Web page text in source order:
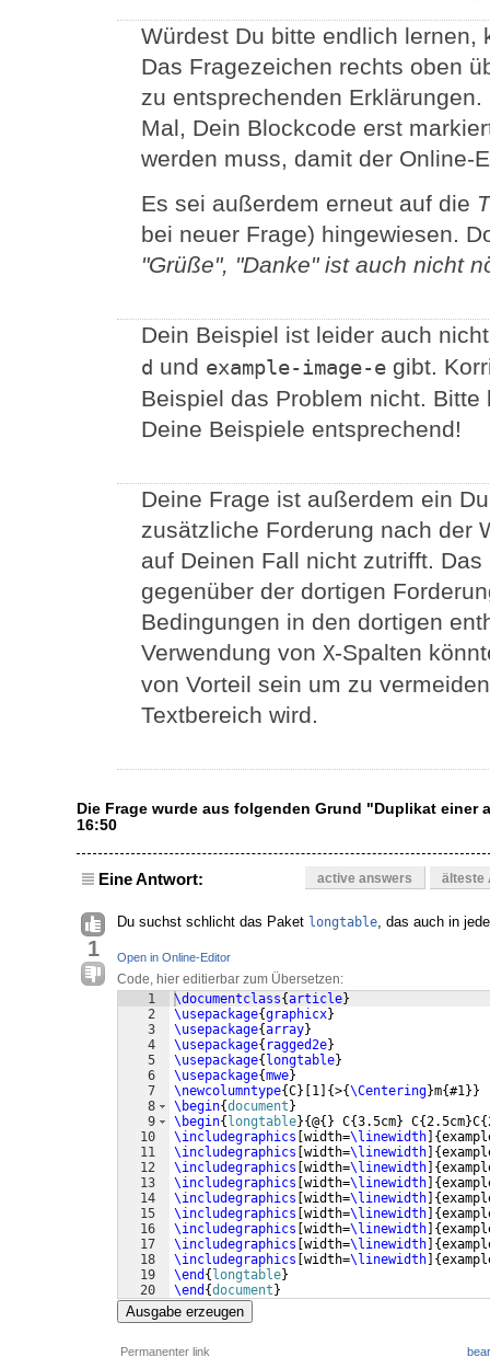
Würdest Du bitte endlich lernen,
Das Fragezeichen rechts oben
zu entsprechenden
Mal, Dein Blockcode erst
werden muss, damit der Online-
Es sei außerdem erneut auf die
bei neuer Frage) hingewiesen.
"Grüße", "Danke" ist auch nicht
Dein Beispiel ist leider auch
d und example-image-e gibt.
Beispiel das Problem nicht.
Deine Beispiele entsprechend!
Deine Frage ist außerdem ein
zusätzliche Forderung nach der
auf Deinen Fall nicht zutrifft.
gegenüber der dortigen
Bedingungen in den dortigen
Verwendung von X-Spalten
von Vorteil sein um zu
Textbereich wird.
Die Frage wurde aus folgenden Grund "Duplikat einer
16:50
Eine Antwort: active answers älteste
1
Du suchst schlicht das Paket longtable, das auch in
Open in Online-Editor
Code, hier editierbar zum Übersetzen:
1
2
3
4
5
6
7
8
9
10
11
12
13
14
15
16
17
18
19
20
\documentclass{article}
\usepackage{graphicx}
\usepackage{array}
\usepackage{ ragged2e}
\usepackage{ longtable}
\usepackage{mwe}
\newcolumntype{C} 1 {>{\Centering}m{#1}}
\begin{document }
\begin{ longtable}{@{ } C{3.5cm} C{2.5cm}C{
\includegraphics width=\linewidth {
\includegraphics width=\linewidth {
\includegraphics width=\linewidth {
\includegraphics width=\linewidth {
\includegraphics width=\linewidth {
\includegraphics width=\linewidth {
\includegraphics width=\linewidth {
\includegraphics width=\linewidth {
\includegraphics width=\linewidth {
\end { longtable}
\end {document }
Ausgabe erzeugen
Permanenter link